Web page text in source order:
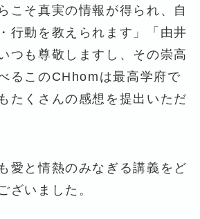
こそ真実の情報が得られ、自
行動を教えられます」「由井
つも尊敬しますし、その崇高
るこのCHhomは最高学府で
たくさんの感想を提出いただ
愛と情熱のみなぎる講義をど
ざいました。